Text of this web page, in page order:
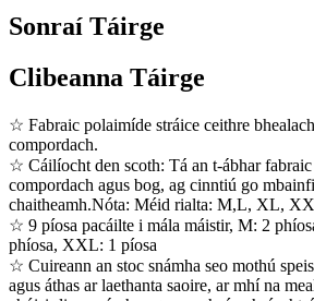
Sonraí Táirge
Clibeanna Táirge
☆ Fabraic polaimíde stráice ceithre
compordach.
☆ Cáilíocht den scoth: Tá an t-ábhar fabraic
compordach agus bog, ag cinntiú go
chaitheamh.Nóta: Méid rialta: M,L, XL,
☆ 9 píosa pacáilte i mála máistir, M: 2
phíosa, XXL: 1 píosa
☆ Cuireann an stoc snámha seo mothú
agus áthas ar laethanta saoire, ar mhí na